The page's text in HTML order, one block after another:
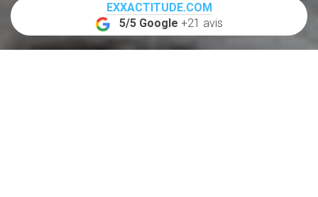
EXXACTITUDE.COM
5/5 Google +21 avis